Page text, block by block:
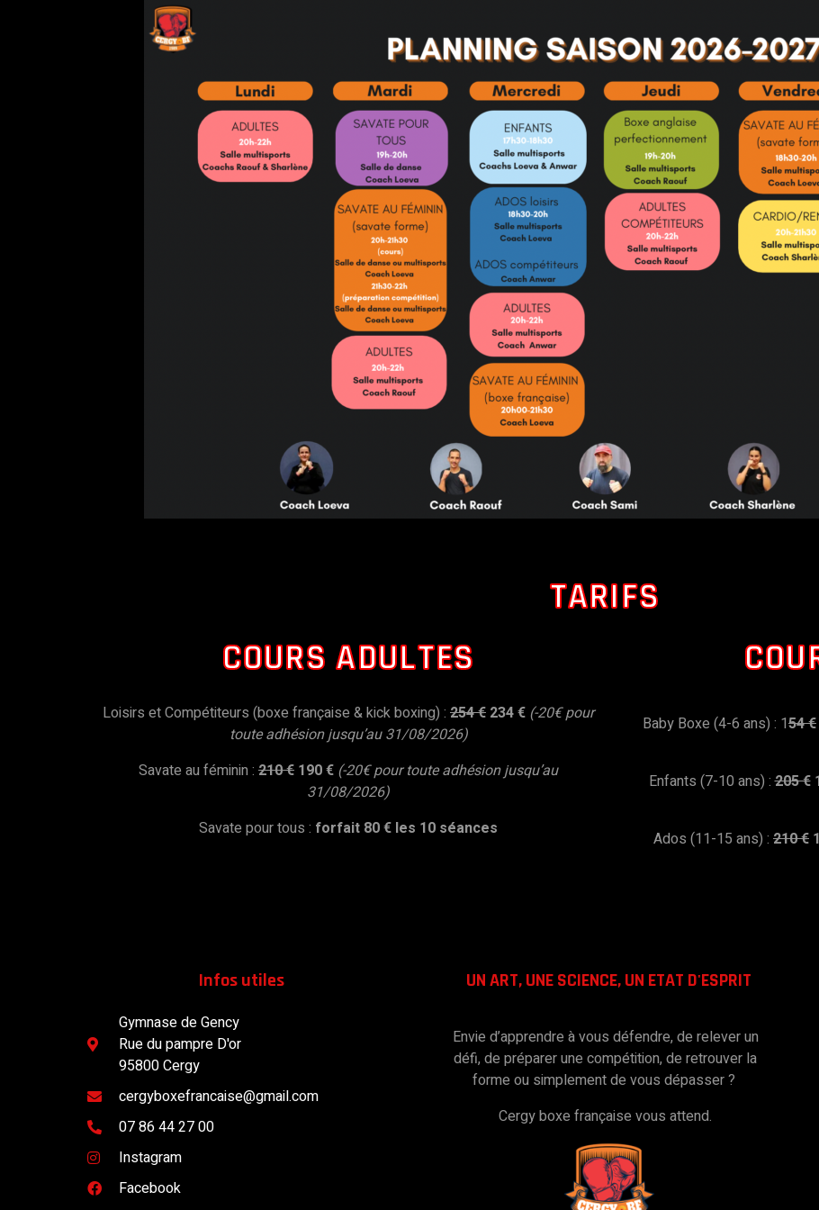
TARIFS
COURS ADULTES
Loisirs et Compétiteurs (boxe française & kick boxing) : 254 € 234 € (-20€ pour
toute adhésion jusqu’au 31/08/2026)
Savate au féminin : 210 € 190 € (-20€ pour toute adhésion jusqu’au
31/08/2026)
Savate pour tous : forfait 80 € les 10 séances
Baby Boxe (4-6 ans) : 154 €
Enfants (7-10 ans) :205 €
Ados (11-15 ans) : 210 € 1
Infos utiles
Gymnase de Gency
Rue du pampre D'or
95800 Cergy
cergyboxefrancaise@gmail.com
07 86 44 27 00
Instagram
Facebook
UN ART, UNE SCIENCE, UN ETAT D'ESPRIT
Envie d’apprendre à vous défendre, de relever un
défi, de préparer une compétition, de retrouver la
forme ou simplement de vous dépasser ?
Cergy boxe française vous attend.